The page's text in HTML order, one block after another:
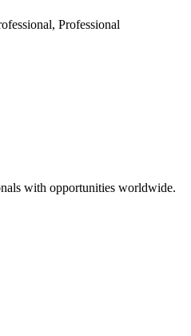
Professional
with opportunities worldwide.